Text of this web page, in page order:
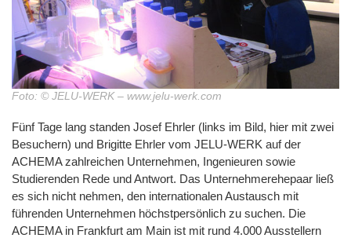
Süßwaren
Instantprodukte
/
Gewürze
BF
–
Bambusfaser
JELUCEL®
WF
–
Weizenfaser
JELUCEL®
OF
Kälber
Kaninchen
Kleintiere
und
Großtiere
Geflügelzucht
Cosycat®
COSYPET®
COSYFLOCK®
JELUDRY®
Fliesenkleber
Wood-
Plastic-
Composite
Kunststoffe
Kartonagen
Samenherstellung
Schweißelektroden
Wanddekoration
JELUCEL
HM
T1
JELUCEL
HM
JELUCEL
TC
Funktionelle
Holzfaserstoffe
JELUXYL
HAHO
JELUXYL
HW
JELUXYL
Zertifikate
Vertriebspartner
Anfahrt
AGB
Impressum
Datenschutzerklärung
Foto: © JELU-WERK – www.jelu-werk.com
Fünf Tage lang standen Josef Ehrler (links im Bild, hier mit zwei
Besuchern) und Brigitte Ehrler vom JELU-WERK auf der
ACHEMA zahlreichen Unternehmen, Ingenieuren sowie
Studierenden Rede und Antwort. Das Unternehmerehepaar ließ
es sich nicht nehmen, den internationalen Austausch mit
führenden Unternehmen höchstpersönlich zu suchen. Die
ACHEMA in Frankfurt am Main ist mit rund 4.000 Ausstellern